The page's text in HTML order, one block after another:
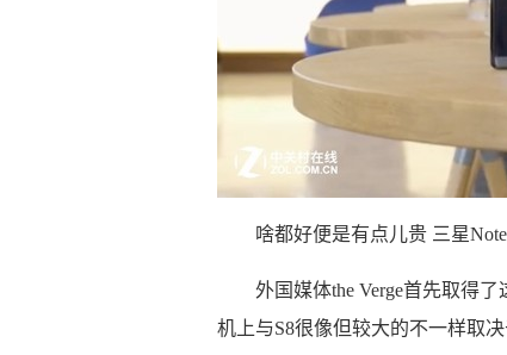
啥都好便是有点儿贵 三星
外国媒体the Verge首先取得
机上与S8很像但较大的不一样取